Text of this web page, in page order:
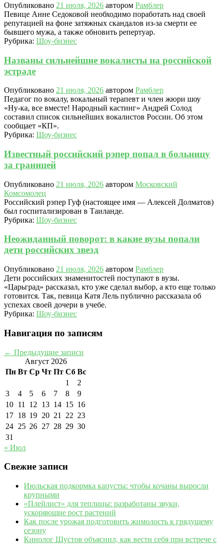
Опубликовано 21 июля, 2026 автором Рамблер
Певице Анне Седоковой необходимо поработать над своей
репутацией на фоне затяжных скандалов из-за смерти ее
бывшего мужа, а также обновить репертуар.
Рубрика: Шоу-бизнес
Названы сильнейшие вокалисты на российской
эстраде
Опубликовано 21 июля, 2026 автором Рамблер
Педагог по вокалу, вокальный терапевт и член жюри шоу
«Ну-ка, все вместе! Народный кастинг» Андрей Солод
составил список сильнейших вокалистов России. Об этом
сообщает «КП».
Рубрика: Шоу-бизнес
Известный российский рэпер попал в больницу
за границей
Опубликовано 21 июля, 2026 автором Московский
Комсомолец
Российский рэпер Гуф (настоящее имя — Алексей Долматов)
был госпитализирован в Таиланде.
Рубрика: Шоу-бизнес
Неожиданный поворот: в какие вузы попали
дети российских звезд
Опубликовано 21 июля, 2026 автором Рамблер
Дети российских знаменитостей поступают в вузы.
«Царьград» рассказал, кто уже сделал выбор, а кто еще только
готовится. Так, певица Катя Лель публично рассказала об
успехах своей дочери в учебе.
Рубрика: Шоу-бизнес
Навигация по записям
← Предыдущие записи
Август 2026
Пн Вт Ср Чт Пт Сб Вс
1
2
3
4 5 6 7 8
9
10 11 12 13 14 15 16
17 18 19 20 21 22 23
24 25 26 27 28 29 30
31
« Июл
Свежие записи
Июльская подкормка капусты: чтобы кочаны выросли
крупными
«Плейлист» для теплицы: разработаны звуки,
ускоряющие рост растений
Как после урожая подготовить жимолость к грядущему
сезону
Кинолог Шустов объяснил, как вести себя при встрече с